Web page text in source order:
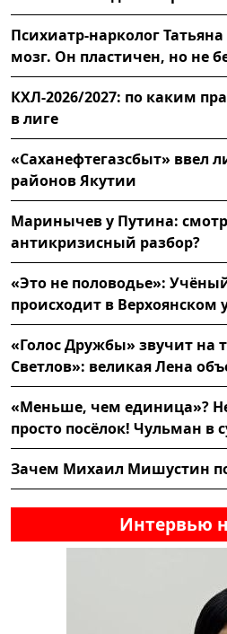
Психиатр-нарколог
мозг. Он пластичен, но не
КХЛ-2026/2027: по каким
в лиге
«Саханефтегазсбыт»
районов Якутии
Маринычев у Путина:
антикризисный разбор?
«Это не половодье»:
происходит в Верхоянском
«Голос Дружбы» звучит на
Светлов»: великая Лена
«Меньше, чем единица»?
просто посёлок! Чульман в
Зачем Михаил Мишустин
Интервью